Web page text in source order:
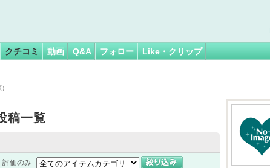
クチコミ 動画 Q&A フォロー Like・クリップ
稿一覧
評価のみ